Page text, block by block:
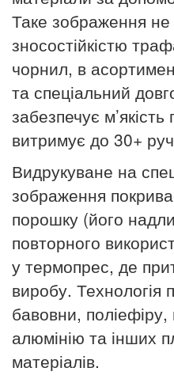
Таке зображення не
зносостійкістю
чорнил, в
та спеціальний
забезпечує
витримує до 30+
Видрукуване на
зображення
порошку (його
повторного
у термопрес, де
виробу. Технологія
бавовни, поліефіру,
алюмінію та інших
матеріалів.